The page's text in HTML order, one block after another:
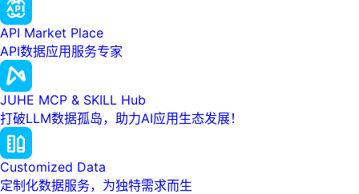
API Market Place
API数据应用服务专家
JUHE MCP & SKILL Hub
打破LLM数据孤岛，助力AI应用生态发展！
Customized Data
定制化数据服务，为独特需求而生